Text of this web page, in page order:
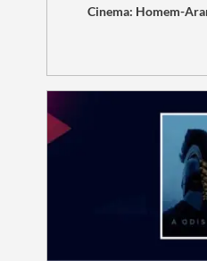
Cinema: Homem-